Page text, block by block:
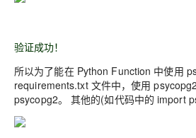
验证成功！
所以为了能在 Python Function 中使用
requirements.txt 文件中，使用
psycopg2。 其他的(如代码中的 import